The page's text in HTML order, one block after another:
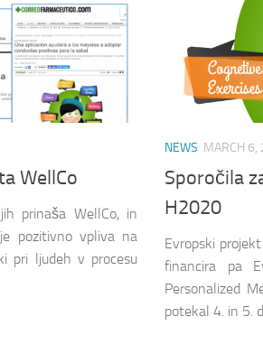
WellCo
prinaša WellCo, in
pozitivno vpliva na
pri ljudeh v procesu
NEWS MARCH 6,
Sporočila
H2020
Evropski
financira pa
Personalized
potekal 4. in 5.